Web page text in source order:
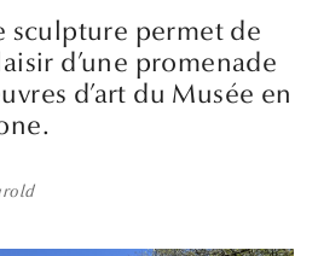
sculpture permet de
d’une promenade
d’art du Musée en